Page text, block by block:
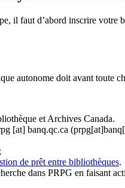
il faut d’abord inscrire
autonome doit avant toute
et Archives Canada.
[at] banq.qc.ca
;
de prêt entre bibliothèques.
dans PRPG en faisant